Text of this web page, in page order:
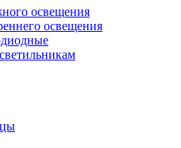
освещения
освещения